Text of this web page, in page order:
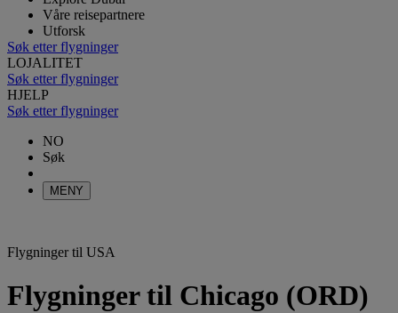
Våre reisepartnere
Utforsk
Søk etter flygninger
LOJALITET
Søk etter flygninger
HJELP
Søk etter flygninger
NO
Søk
MENY
Flygninger til USA
Flygninger til Chicago (ORD)